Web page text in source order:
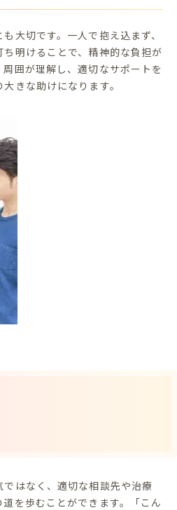
大切です。一人で抱え込まず、
明けることで、精神的な負担が
囲が理解し、適切なサポートを
きな助けになります。
はなく、適切な相談先や治療
を歩むことができます。「こん